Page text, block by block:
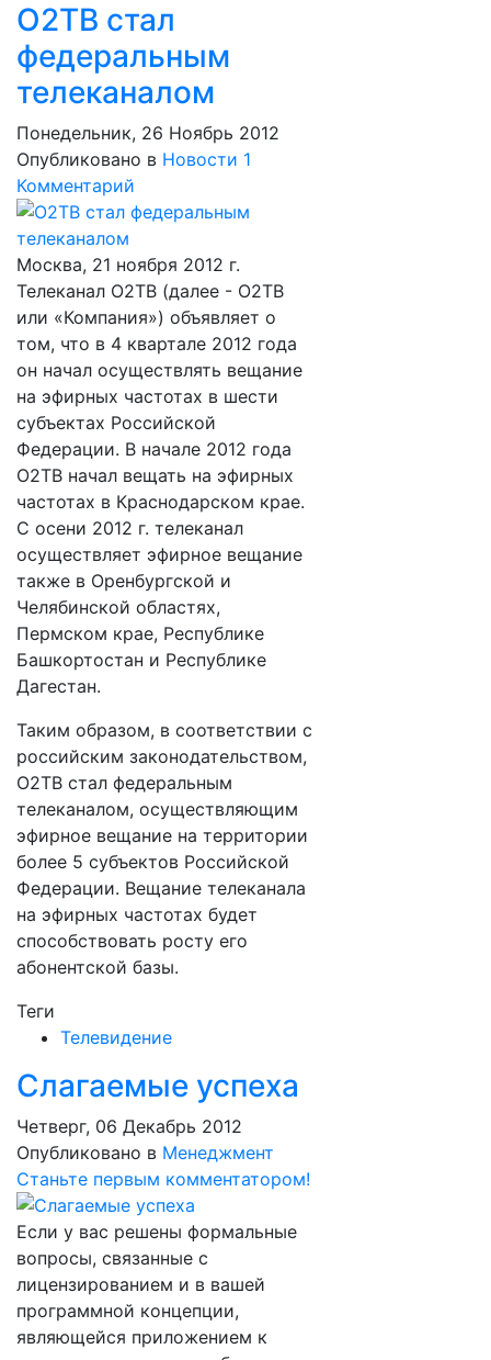
О2ТВ стал
федеральным
телеканалом
Понедельник, 26 Ноябрь 2012
Опубликовано в Новости 1
Комментарий
Москва, 21 ноября 2012 г.
Телеканал О2ТВ (далее - О2ТВ
или «Компания») объявляет о
том, что в 4 квартале 2012 года
он начал осуществлять вещание
на эфирных частотах в шести
субъектах Российской
Федерации. В начале 2012 года
О2ТВ начал вещать на эфирных
частотах в Краснодарском крае.
С осени 2012 г. телеканал
осуществляет эфирное вещание
также в Оренбургской и
Челябинской областях,
Пермском крае, Республике
Башкортостан и Республике
Дагестан.
Таким образом, в соответствии с
российским законодательством,
О2ТВ стал федеральным
телеканалом, осуществляющим
эфирное вещание на территории
более 5 субъектов Российской
Федерации. Вещание телеканала
на эфирных частотах будет
способствовать росту его
абонентской базы.
Теги
Телевидение
Слагаемые успеха
Четверг, 06 Декабрь 2012
Опубликовано в Менеджмент
Станьте первым комментатором!
Если у вас решены формальные
вопросы, связанные с
лицензированием и в вашей
программной концепции,
являющейся приложением к